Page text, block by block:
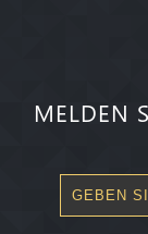
MELDEN